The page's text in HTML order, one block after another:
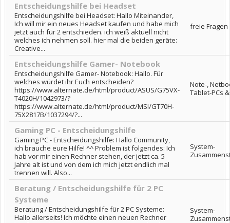
Entscheidungshilfe bei Headset
Entscheidungshilfe bei Headset: Hallo Miteinander,
Ich will mir ein neues Headset kaufen und habe mich
jetzt auch für 2 entschieden. ich weiß aktuell nicht
welches ich nehmen soll. hier mal die beiden geräte:
Creative...
freie Fragen
Entscheidungshilfe Gamer- Notebook
Entscheidungshilfe Gamer- Notebook: Hallo. Für
welches würdet ihr Euch entscheiden?
https://www.alternate.de/html/product/ASUS/G75VX-
T4020H/1042973/?
https://www.alternate.de/html/product/MSI/GT70H-
75X2817B/1037294/?...
Note-,
Tablet-PCs
Gaming PC - Entscheidungshilfe
Gaming PC - Entscheidungshilfe: Hallo Community,
ich brauche eure Hilfe! ^^ Problem ist folgendes: Ich
hab vor mir einen Rechner stehen, der jetzt ca. 5
Jahre alt ist und von dem ich mich jetzt endlich mal
trennen will. Also...
System-
Beratung / Entscheidungshilfe für 2 PC
Systeme
Beratung / Entscheidungshilfe für 2 PC Systeme:
Hallo allerseits! Ich möchte einen neuen Rechner
System-